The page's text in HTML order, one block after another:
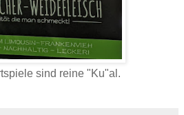
sind reine "Ku"al.